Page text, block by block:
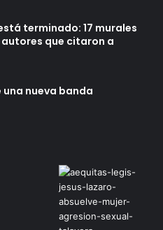
terminado: 17 murales
que citaron a
nueva banda